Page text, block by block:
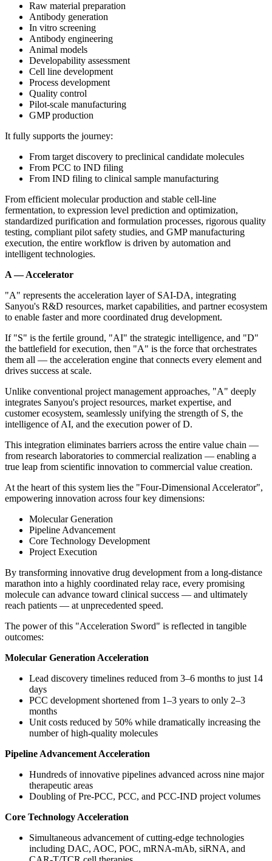
Raw material preparation
Antibody generation
In vitro screening
Antibody engineering
Animal models
Developability assessment
Cell line development
Process development
Quality control
Pilot-scale manufacturing
GMP production
It fully supports the journey:
From target discovery to preclinical candidate molecules
From PCC to IND filing
From IND filing to clinical sample manufacturing
From efficient molecular production and stable cell-line
fermentation, to expression level prediction and optimization,
standardized purification and formulation processes, rigorous quality
testing, compliant pilot safety studies, and GMP manufacturing
execution, the entire workflow is driven by automation and
intelligent technologies.
A — Accelerator
"A" represents the acceleration layer of SAI-DA, integrating
Sanyou's R&D resources, market capabilities, and partner ecosystem
to enable faster and more coordinated drug development.
If "S" is the fertile ground, "AI" the strategic intelligence, and "D"
the battlefield for execution, then "A" is the force that orchestrates
them all — the acceleration engine that connects every element and
drives success at scale.
Unlike conventional project management approaches, "A" deeply
integrates Sanyou's project resources, market expertise, and
customer ecosystem, seamlessly unifying the strength of S, the
intelligence of AI, and the execution power of D.
This integration eliminates barriers across the entire value chain —
from research laboratories to commercial realization — enabling a
true leap from scientific innovation to commercial value creation.
At the heart of this system lies the "Four-Dimensional Accelerator",
empowering innovation across four key dimensions:
Molecular Generation
Pipeline Advancement
Core Technology Development
Project Execution
By transforming innovative drug development from a long-distance
marathon into a highly coordinated relay race, every promising
molecule can advance toward clinical success — and ultimately
reach patients — at unprecedented speed.
The power of this "Acceleration Sword" is reflected in tangible
outcomes:
Molecular Generation Acceleration
Lead discovery timelines reduced from 3–6 months to just 14
days
PCC development shortened from 1–3 years to only 2–3
months
Unit costs reduced by 50% while dramatically increasing the
number of high-quality molecules
Pipeline Advancement Acceleration
Hundreds of innovative pipelines advanced across nine major
therapeutic areas
Doubling of Pre-PCC, PCC, and PCC-IND project volumes
Core Technology Acceleration
Simultaneous advancement of cutting-edge technologies
including DAC, AOC, POC, mRNA-mAb, siRNA, and